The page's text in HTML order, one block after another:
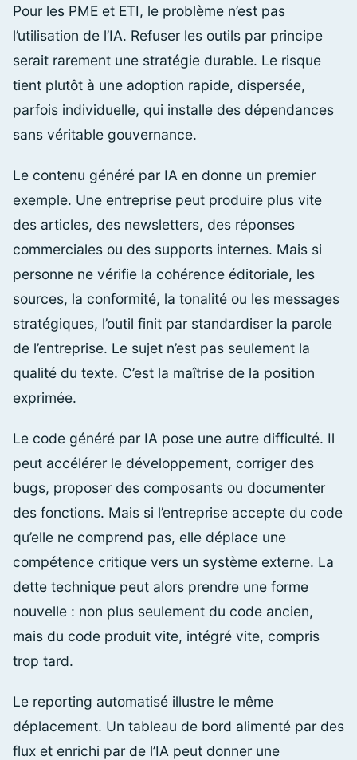
Pour les PME et ETI, le problème n’est pas
l’utilisation de l’IA. Refuser les outils par principe
serait rarement une stratégie durable. Le risque
tient plutôt à une adoption rapide, dispersée,
parfois individuelle, qui installe des dépendances
sans véritable gouvernance.
Le contenu généré par IA en donne un premier
exemple. Une entreprise peut produire plus vite
des articles, des newsletters, des réponses
commerciales ou des supports internes. Mais si
personne ne vérifie la cohérence éditoriale, les
sources, la conformité, la tonalité ou les messages
stratégiques, l’outil finit par standardiser la parole
de l’entreprise. Le sujet n’est pas seulement la
qualité du texte. C’est la maîtrise de la position
exprimée.
Le code généré par IA pose une autre difficulté. Il
peut accélérer le développement, corriger des
bugs, proposer des composants ou documenter
des fonctions. Mais si l’entreprise accepte du code
qu’elle ne comprend pas, elle déplace une
compétence critique vers un système externe. La
dette technique peut alors prendre une forme
nouvelle : non plus seulement du code ancien,
mais du code produit vite, intégré vite, compris
trop tard.
Le reporting automatisé illustre le même
déplacement. Un tableau de bord alimenté par des
flux et enrichi par de l’IA peut donner une